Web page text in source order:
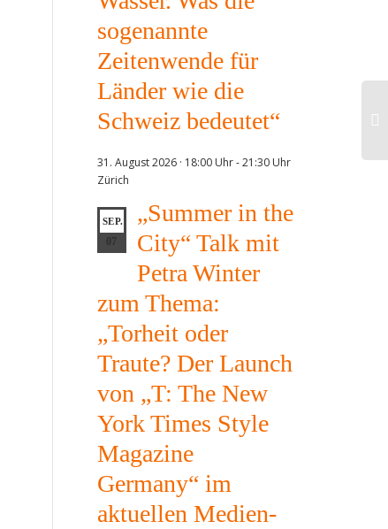
sogenannte
Zeitenwende für
Länder wie die
Schweiz bedeutet“
31. August 2026 · 18:00 Uhr-21:30 Uhr
Zürich
SEP.
07
„Summer in the
City“ Talk mit
Petra Winter
zum Thema:
„Torheit oder
Traute? Der Launch
von „T: The New
York Times Style
Magazine
Germany“ im
aktuellen Medien-